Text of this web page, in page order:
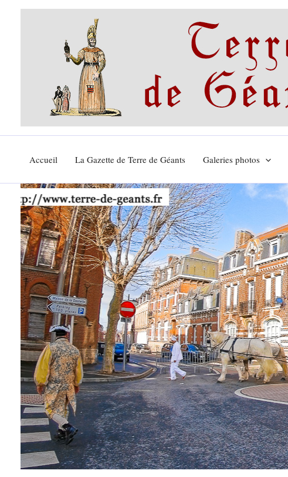
Accueil La Gazette de Terre de Géants Galeries photos